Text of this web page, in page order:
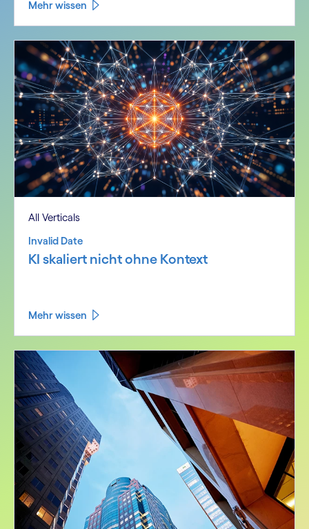
Mehr wissen
All Verticals
Invalid Date
KI skaliert nicht ohne Kontext
Mehr wissen